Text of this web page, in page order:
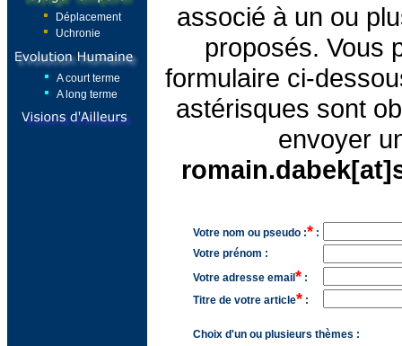
Déplacement
Uchronie
A court terme
A long terme
associé à un ou
proposés. Vous
formulaire ci-
astérisques sont
envoyer
Votre nom ou pseudo :*:
Votre prénom :
Votre adresse email*:
Titre de votre article*:
Choix d'un ou plusieurs thèmes :